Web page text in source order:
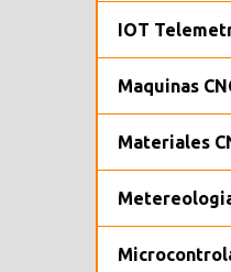
IOT
Maquinas
Materiales